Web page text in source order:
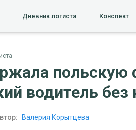
Дневник логиста Конспект
польскую
водитель
Валерия Корытцева